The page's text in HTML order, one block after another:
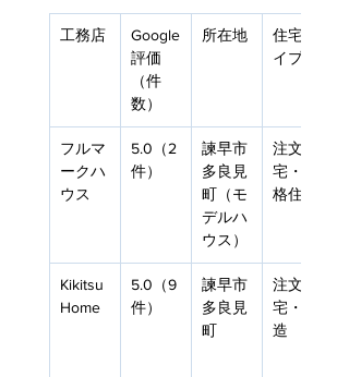
工務店
Google
評価
（件
数）
所在地
住宅タ
イプ
フルマ
ークハ
ウス
5.0（2
件）
諫早市
多良見
町（モ
デルハ
ウス）
注文住
宅・規
格住宅
Kikitsu
Home
5.0（9
件）
諫早市
多良見
町
注文住
宅・木
造